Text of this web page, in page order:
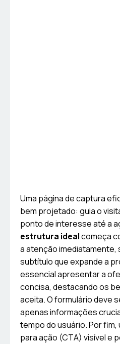
Uma página de captura
bem projetado: guia o
ponto de interesse até a
estrutura idealcomeça
a atenção imediatamente,
subtítulo que expande a
essencial apresentar a
concisa, destacando os
aceita. O formulário deve
apenas informações
tempo do usuário. Por fim,
para ação (CTA) visível e